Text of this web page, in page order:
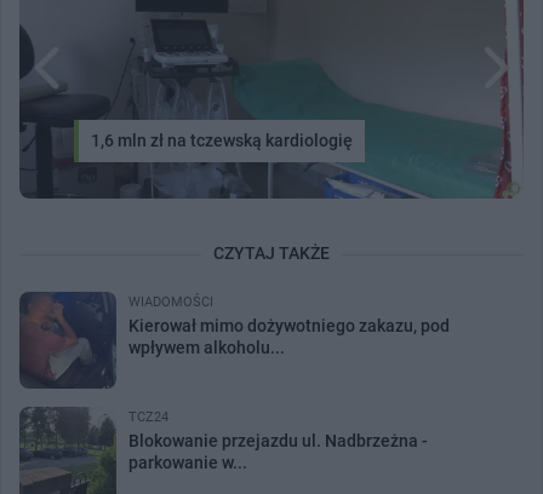
1,6 mln zł na tczewską kardiologię
CZYTAJ TAKŻE
WIADOMOŚCI
Kierował mimo dożywotniego zakazu, pod
wpływem alkoholu...
TCZ24
Blokowanie przejazdu ul. Nadbrzeżna -
parkowanie w...